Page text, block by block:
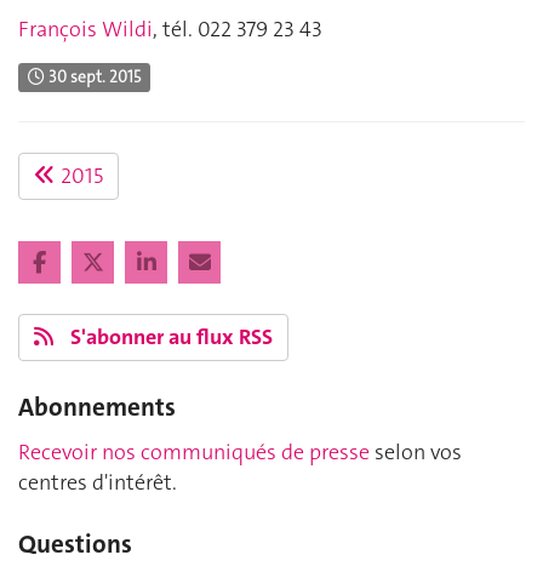
François Wildi, tél. 022 379 23 43
30 sept. 2015
2015
S'abonner au flux RSS
Abonnements
Recevoir nos communiqués de presse selon vos
centres d'intérêt.
Questions